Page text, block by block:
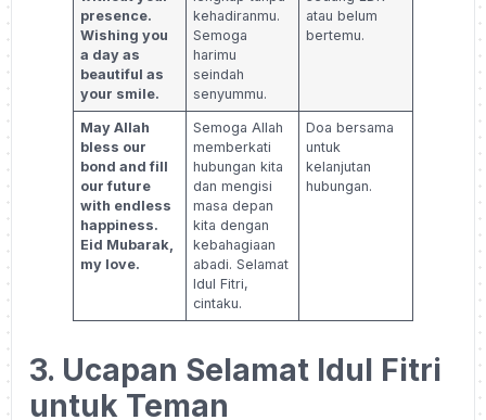
presence.
Wishing you
a day as
beautiful as
your smile.
kehadiranmu.
Semoga
harimu
seindah
senyummu.
atau belum
bertemu.
May Allah
bless our
bond and fill
our future
with endless
happiness.
Eid Mubarak,
my love.
Semoga Allah
memberkati
hubungan kita
dan mengisi
masa depan
kita dengan
kebahagiaan
abadi. Selamat
Idul Fitri,
cintaku.
Doa bersama
untuk
kelanjutan
hubungan.
3. Ucapan Selamat Idul Fitri
untuk Teman